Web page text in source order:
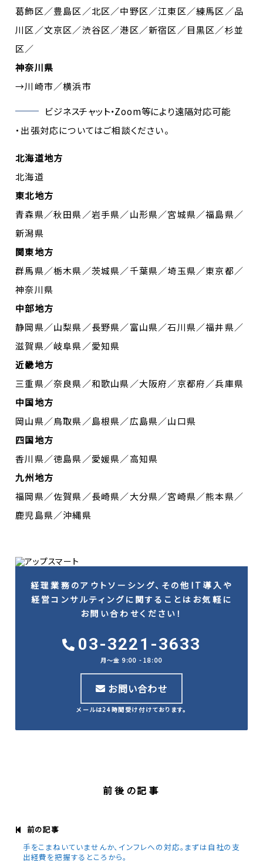
葛飾区／豊島区／北区／中野区／江東区／練馬区／品
川区／文京区／渋谷区／港区／新宿区／目黒区／杉並
区／
神奈川県
→川崎市／横浜市
ビジネスチャット・Zoom等により遠隔対応可能
・出張対応についてはご相談ください。
北海道地方
北海道
東北地方
青森県／秋田県／岩手県／山形県／宮城県／福島県／
新潟県
関東地方
群馬県／栃木県／茨城県／千葉県／埼玉県／東京都／
神奈川県
中部地方
静岡県／山梨県／長野県／富山県／石川県／福井県／
滋賀県／岐阜県／愛知県
近畿地方
三重県／奈良県／和歌山県／大阪府／京都府／兵庫県
中国地方
岡山県／鳥取県／島根県／広島県／山口県
四国地方
香川県／徳島県／愛媛県／高知県
九州地方
福岡県／佐賀県／長崎県／大分県／宮崎県／熊本県／
鹿児島県／沖縄県
経理業務のアウトソーシング、その他IT導入や
経営コンサルティングに関することはお気軽に
お問い合わせください！
03-3221-3633
月〜金 9:00 - 18:00
お問い合わせ
メールは24時間受け付けております。
前後の記事
前の記事
手をこまねいていませんか、インフレへの対応。まずは自社の支
出経費を把握するところから。